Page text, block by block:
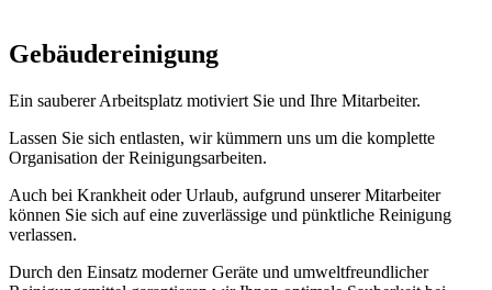
Gebäudereinigung
Ein sauberer Arbeitsplatz motiviert Sie und Ihre Mitarbeiter.
Lassen Sie sich entlasten, wir kümmern uns um die komplette
Organisation der Reinigungsarbeiten.
Auch bei Krankheit oder Urlaub, aufgrund unserer Mitarbeiter
können Sie sich auf eine zuverlässige und pünktliche Reinigung
verlassen.
Durch den Einsatz moderner Geräte und umweltfreundlicher